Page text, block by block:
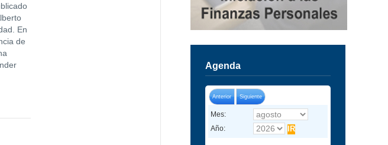
En
de
Agenda
Anterior Siguiente
Mes:
Año: